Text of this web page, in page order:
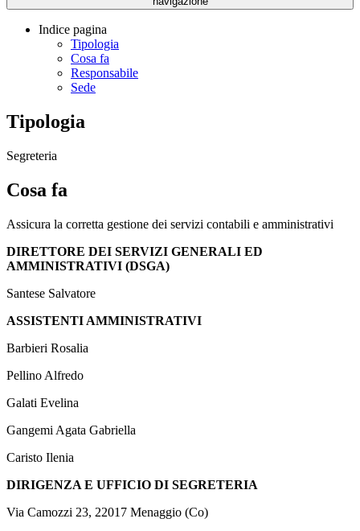
Indice pagina
Tipologia
Cosa fa
Responsabile
Sede
Tipologia
Segreteria
Cosa fa
Assicura la corretta gestione dei servizi contabili e amministrativi
DIRETTORE DEI SERVIZI GENERALI ED
AMMINISTRATIVI (DSGA)
Santese Salvatore
ASSISTENTI AMMINISTRATIVI
Barbieri Rosalia
Pellino Alfredo
Galati Evelina
Gangemi Agata Gabriella
Caristo Ilenia
DIRIGENZA E UFFICIO DI SEGRETERIA
Via Camozzi 23, 22017 Menaggio (Co)